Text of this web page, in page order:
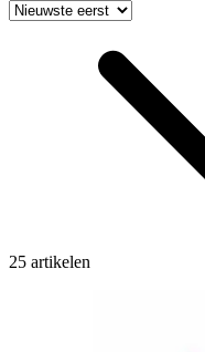
25 artikelen